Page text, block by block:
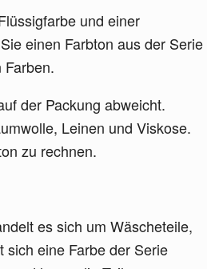
und einer
einen Farbton aus der Serie
der Packung abweicht.
Leinen und Viskose.
zu rechnen.
es sich um Wäscheteile,
sich eine Farbe der Serie